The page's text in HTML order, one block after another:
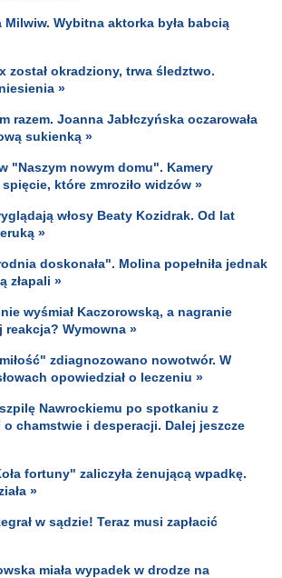
Milwiw. Wybitna aktorka była babcią
został okradziony, trwa śledztwo.
»
razem. Joanna Jabłczyńska oczarowała
sukienką »
"Naszym nowym domu". Kamery
które zmroziło widzów »
włosy Beaty Kozidrak. Od lat
»
doskonała". Molina popełniła jednak
złapali »
wyśmiał Kaczorowską, a nagranie
reakcja? Wymowna »
zdiagnozowano nowotwór. W
opowiedział o leczeniu »
Nawrockiemu po spotkaniu z
o chamstwie i desperacji. Dalej jeszcze
fortuny" zaliczyła żenującą wpadkę.
»
w sądzie! Teraz musi zapłacić
miała wypadek w drodze na